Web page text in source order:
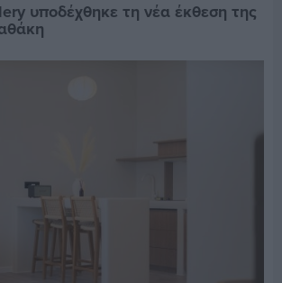
υποδέχθηκε τη νέα έκθεση της